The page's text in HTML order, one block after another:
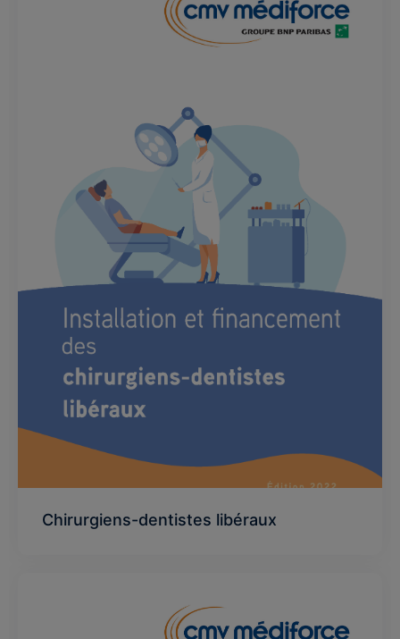
Chirurgiens-dentistes libéraux